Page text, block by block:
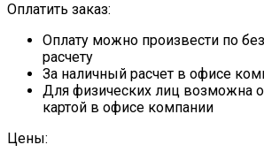
Оплатить заказ:
Оплату можно произвести по
расчету
За наличный расчет в офисе
Для физических лиц возможна
картой в офисе компании
Цены: